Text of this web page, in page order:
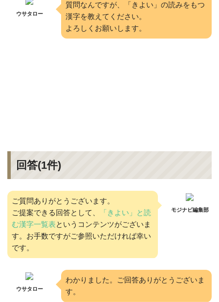
ウサタロー
質問なんですが、「きよい」の読みをもつ
漢字を教えてください。
よろしくお願いします。
回答(1件)
ご質問ありがとうございます。
ご提案できる回答として、
「きよい」と読
む漢字一覧表というコンテンツがございま
す。お手数ですがご参照いただければ幸い
です。
モジナビ編集部
ウサタロー
わかりました。ご回答ありがとうございま
す。